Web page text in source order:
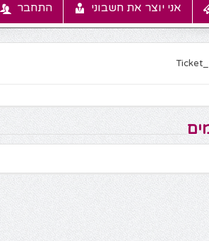
התחבר אני יוצר את חשבוני